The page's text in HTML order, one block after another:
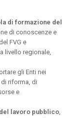
di formazione del
di conoscenze e
FVG e
livello regionale,
gli Enti nei
riforma, di
e
lavoro pubblico